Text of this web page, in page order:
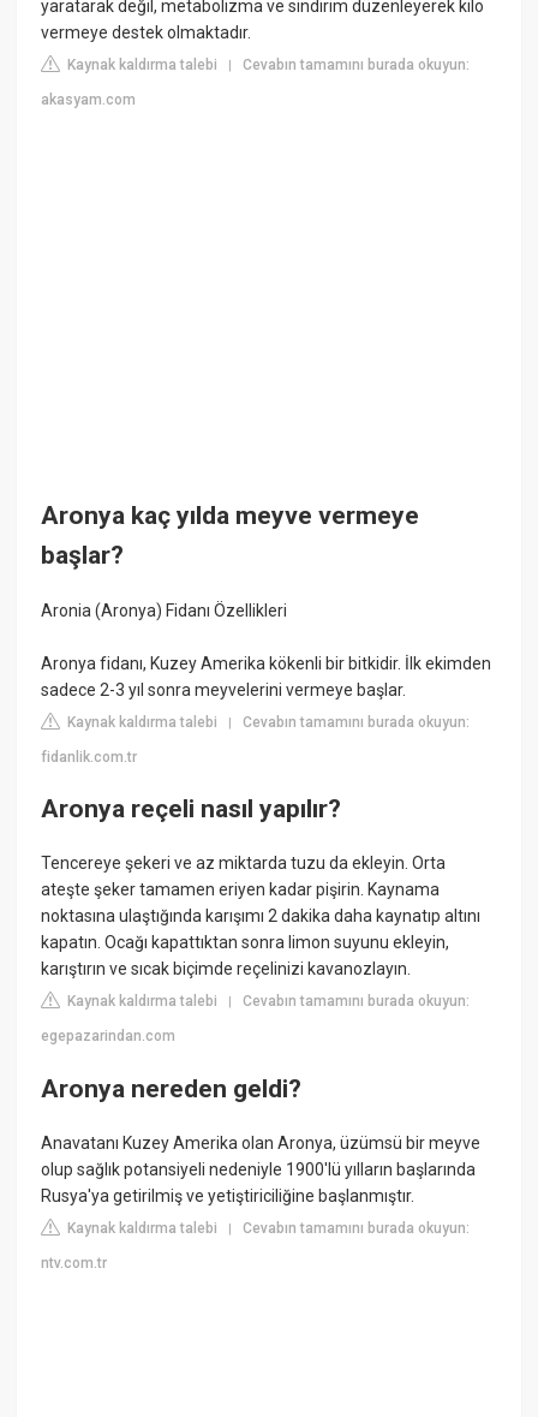
yaratarak değil, metabolizma ve sindirim düzenleyerek kilo
vermeye destek olmaktadır.
Kaynak kaldırma talebi |Cevabın tamamını burada okuyun:
akasyam.com
Aronya kaç yılda meyve vermeye
başlar?
Aronia (Aronya) Fidanı Özellikleri
Aronya fidanı, Kuzey Amerika kökenli bir bitkidir. İlk ekimden
sadece 2-3 yıl sonra meyvelerini vermeye başlar.
Kaynak kaldırma talebi |Cevabın tamamını burada okuyun:
fidanlik.com.tr
Aronya reçeli nasıl yapılır?
Tencereye şekeri ve az miktarda tuzu da ekleyin. Orta
ateşte şeker tamamen eriyen kadar pişirin. Kaynama
noktasına ulaştığında karışımı 2 dakika daha kaynatıp altını
kapatın. Ocağı kapattıktan sonra limon suyunu ekleyin,
karıştırın ve sıcak biçimde reçelinizi kavanozlayın.
Kaynak kaldırma talebi |Cevabın tamamını burada okuyun:
egepazarindan.com
Aronya nereden geldi?
Anavatanı Kuzey Amerika olan Aronya, üzümsü bir meyve
olup sağlık potansiyeli nedeniyle 1900'lü yılların başlarında
Rusya'ya getirilmiş ve yetiştiriciliğine başlanmıştır.
Kaynak kaldırma talebi |Cevabın tamamını burada okuyun:
ntv.com.tr